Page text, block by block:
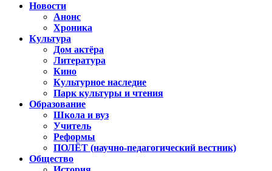
Новости
Анонс
Хроника
Культура
Дом актёра
Литература
Кино
Культурное наследие
Парк культуры и чтения
Образование
Школа и вуз
Учитель
Реформы
ПОЛЁТ (научно-педагогический вестник)
Общество